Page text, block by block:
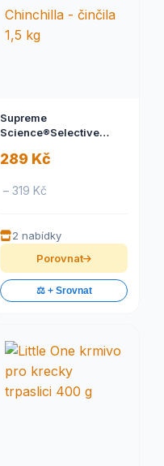
Supreme
Science®Selective
kg
289 Kč
– 319 Kč
2 nabídky
Porovnat
⚖️ + Srovnat